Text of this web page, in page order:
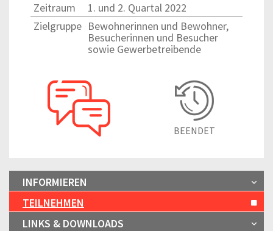
Zeitraum
1. und 2. Quartal 2022
Zielgruppe Bewohnerinnen und Bewohner,
Besucherinnen und Besucher
sowie Gewerbetreibende
BEENDET
INFORMIEREN
TEILNEHMEN
LINKS & DOWNLOADS